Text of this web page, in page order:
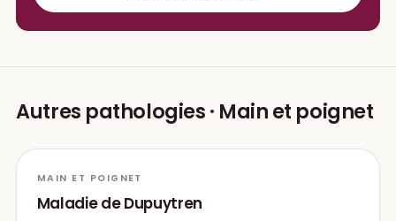
Autres pathologies · Main et poignet
MAIN ET POIGNET
Maladie de Dupuytren